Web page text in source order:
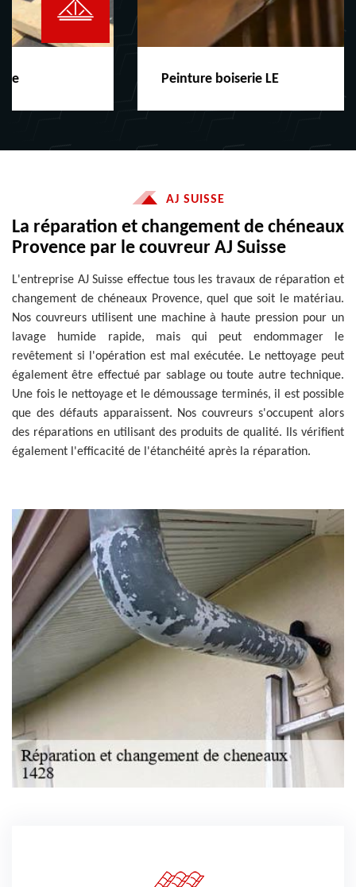
Peinture boiserie LE
AJ SUISSE
La réparation et changement de chéneaux
Provence par le couvreur AJ Suisse
L'entreprise AJ Suisse effectue tous les travaux de réparation et
changement de chéneaux Provence, quel que soit le matériau.
Nos couvreurs utilisent une machine à haute pression pour un
lavage humide rapide, mais qui peut endommager le
revêtement si l'opération est mal exécutée. Le nettoyage peut
également être effectué par sablage ou toute autre technique.
Une fois le nettoyage et le démoussage terminés, il est possible
que des défauts apparaissent. Nos couvreurs s'occupent alors
des réparations en utilisant des produits de qualité. Ils vérifient
également l'efficacité de l'étanchéité après la réparation.